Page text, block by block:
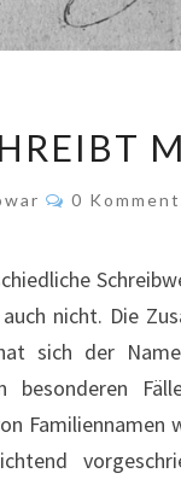
0
nicht. Die
sich der
besonderen
Familiennamen